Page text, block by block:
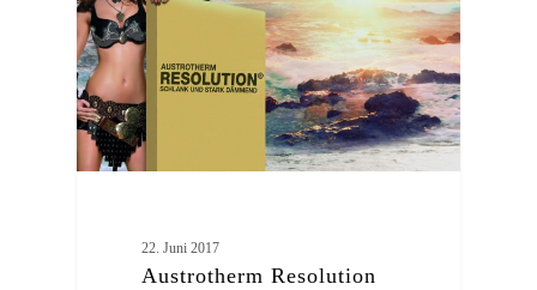
22. Juni 2017
Austrotherm Resolution